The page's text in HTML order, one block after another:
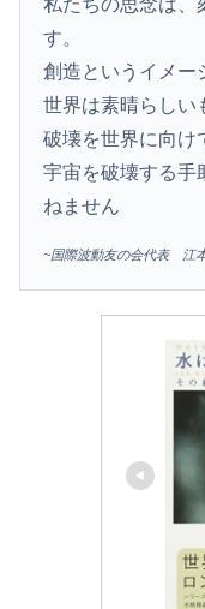
す。
創造というイメー
世界は素晴らしい
破壊を世界に向け
宇宙を破壊する手
ねません
~国際波動友の会代表 江